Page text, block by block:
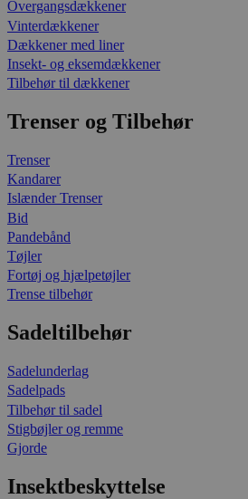
Overgangsdækkener
Vinterdækkener
Dækkener med liner
Insekt- og eksemdækkener
Tilbehør til dækkener
Trenser og Tilbehør
Trenser
Kandarer
Islænder Trenser
Bid
Pandebånd
Tøjler
Fortøj og hjælpetøjler
Trense tilbehør
Sadeltilbehør
Sadelunderlag
Sadelpads
Tilbehør til sadel
Stigbøjler og remme
Gjorde
Insektbeskyttelse